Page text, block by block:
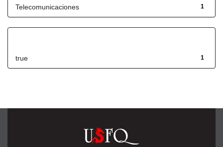
1
Telecomunicaciones
1
true